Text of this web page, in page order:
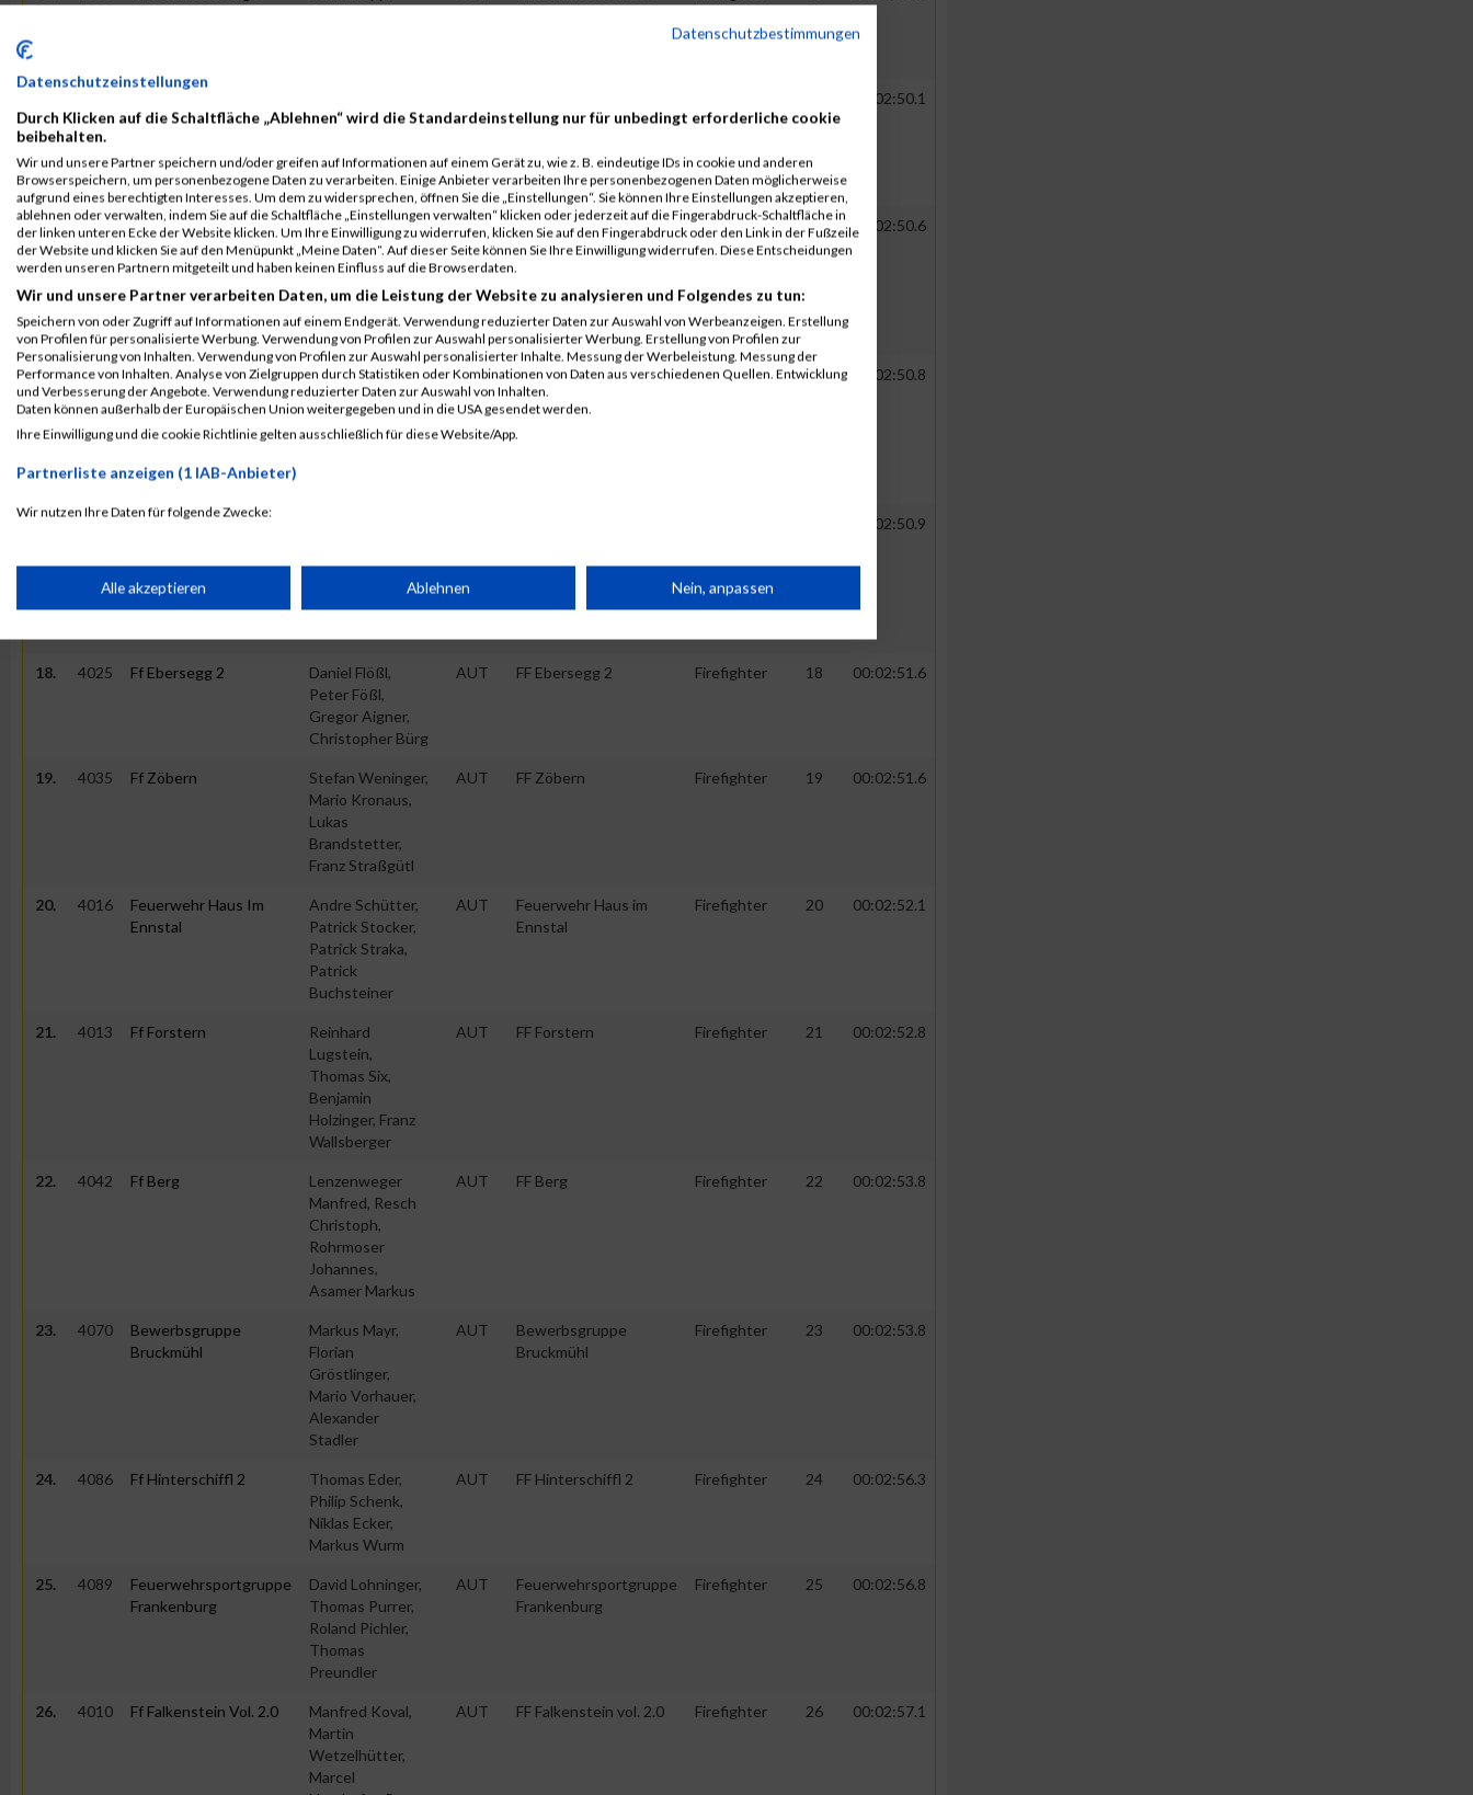
Albecker, David
Klammer, Michael
Albecker
00:02:50.1
15. 4099 Ff Tragwein 3
Rene
Himmelbauer,
Lukas Anton
Schinnerl, Florian
Höfer, Florian
Aigner
AUT FF Tragwein 3 Firefighter 15 00:02:50.6
16. 4012 Aurach Bulls
Mario Huemer,
Andreas
Eichhorn, Florian
Schneidinger,
AUT Aurach Bulls Firefighter 16 00:02:50.8
17. 4033
Feuerwehr Falkenstein
Schneidhofer,
Andreas
00:02:50.9
18. 4025 Ff Ebersegg 2
Daniel Flößl,
Peter Fößl,
Gregor Aigner,
Christopher Bürg
AUT FF Ebersegg 2 Firefighter 18 00:02:51.6
19. 4035 Ff Zöbern
Stefan Weninger,
Mario Kronaus,
Lukas
Brandstetter,
Franz Straßgütl
AUT FF Zöbern Firefighter 19 00:02:51.6
20. 4016
Feuerwehr Haus Im
Ennstal
Andre Schütter,
Patrick Stocker,
Patrick Straka,
Patrick
Buchsteiner
AUT
Feuerwehr Haus im
Ennstal
Firefighter 20 00:02:52.1
21. 4013 Ff Forstern
Reinhard
Lugstein,
Thomas Six,
Benjamin
Holzinger, Franz
Wallsberger
AUT FF Forstern Firefighter 21 00:02:52.8
22. 4042 Ff Berg
Lenzenweger
Manfred, Resch
Christoph,
Rohrmoser
Johannes,
Asamer Markus
AUT FF Berg Firefighter 22 00:02:53.8
23. 4070
Bewerbsgruppe
Bruckmühl
Markus Mayr,
Florian
Gröstlinger,
Mario Vorhauer,
Alexander
Stadler
AUT
Bewerbsgruppe
Bruckmühl
Firefighter 23 00:02:53.8
24. 4086 Ff Hinterschiffl 2
Thomas Eder,
Philip Schenk,
Niklas Ecker,
Markus Wurm
AUT FF Hinterschiffl 2 Firefighter 24 00:02:56.3
25. 4089
Feuerwehrsportgruppe
Frankenburg
David Lohninger,
Thomas Purrer,
Roland Pichler,
Thomas
Preundler
AUT
Feuerwehrsportgruppe
Frankenburg
Firefighter 25 00:02:56.8
26. 4010 Ff Falkenstein Vol. 2.0
Manfred Koval,
Martin
Wetzelhütter,
Marcel
AUT FF Falkenstein vol. 2.0 Firefighter 26 00:02:57.1
Datenschutzbestimmungen
Datenschutzeinstellungen
Durch Klicken auf die Schaltfläche „Ablehnen“ wird die Standardeinstellung nur für unbedingt erforderliche cookie
beibehalten.
Wir und unsere Partner speichern und/oder greifen auf Informationen auf einem Gerät zu, wie z. B. eindeutige IDs in cookie und anderen
Browserspeichern, um personenbezogene Daten zu verarbeiten. Einige Anbieter verarbeiten Ihre personenbezogenen Daten möglicherweise
aufgrund eines berechtigten Interesses. Um dem zu widersprechen, öffnen Sie die „Einstellungen“. Sie können Ihre Einstellungen akzeptieren,
ablehnen oder verwalten, indem Sie auf die Schaltfläche „Einstellungen verwalten“ klicken oder jederzeit auf die Fingerabdruck-Schaltfläche in
der linken unteren Ecke der Website klicken. Um Ihre Einwilligung zu widerrufen, klicken Sie auf den Fingerabdruck oder den Link in der Fußzeile
der Website und klicken Sie auf den Menüpunkt „Meine Daten“. Auf dieser Seite können Sie Ihre Einwilligung widerrufen. Diese Entscheidungen
werden unseren Partnern mitgeteilt und haben keinen Einfluss auf die Browserdaten.
Wir und unsere Partner verarbeiten Daten, um die Leistung der Website zu analysieren und Folgendes zu tun:
Speichern von oder Zugriff auf Informationen auf einem Endgerät. Verwendung reduzierter Daten zur Auswahl von Werbeanzeigen. Erstellung
von Profilen für personalisierte Werbung. Verwendung von Profilen zur Auswahl personalisierter Werbung. Erstellung von Profilen zur
Personalisierung von Inhalten. Verwendung von Profilen zur Auswahl personalisierter Inhalte. Messung der Werbeleistung. Messung der
Performance von Inhalten. Analyse von Zielgruppen durch Statistiken oder Kombinationen von Daten aus verschiedenen Quellen. Entwicklung
und Verbesserung der Angebote. Verwendung reduzierter Daten zur Auswahl von Inhalten.
Daten können außerhalb der Europäischen Union weitergegeben und in die USA gesendet werden.
Ihre Einwilligung und die cookie Richtlinie gelten ausschließlich für diese Website/App.
Partnerliste anzeigen (1 IAB-Anbieter)
Wir nutzen Ihre Daten für folgende Zwecke:
Speichern von oder Zugriff auf Informationen auf einem Endgerät
Erstellung von Profilen für personalisierte Werbung
Verwendung von Profilen zur Auswahl personalisierter Werbung
Erstellung von Profilen zur Personalisierung von Inhalten
Verwendung von Profilen zur Auswahl personalisierter Inhalte
Messung der Performance von Inhalten
Analyse von Zielgruppen durch Statistiken oder Kombinationen von Daten aus
Entwicklung und Verbesserung der Angebote
Verwendung reduzierter Daten zur Auswahl von Inhalten
Verwendung genauer Standortdaten
Geräte anhand von aktiv angeforderten Informationen identifizieren
Nicht-IAB-Verarbeitungszwecke:
Performance
Werbung
Alle akzeptieren Ablehnen Nein, anpassen